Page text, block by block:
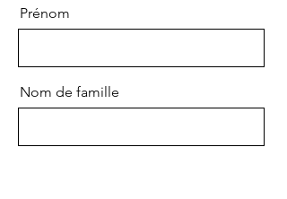
Prénom
Nom de famille